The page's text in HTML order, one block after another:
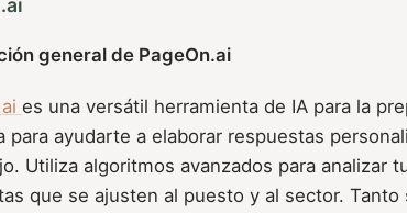
general de PageOn.ai
es una versátil herramienta de IA para la
para ayudarte a elaborar respuestas
Utiliza algoritmos avanzados para analizar
que se ajusten al puesto y al sector. Tanto